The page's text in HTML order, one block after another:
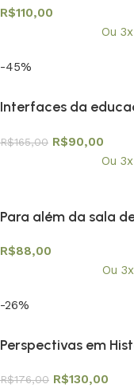
Volume 1 – Relatos
R$110,00
Ou
-45%
Interfaces da
Volume 2 Ações
R$165,00 R$90,00
Ou
Para além da sala
Pedagógica
R$88,00
Ou
-26%
Perspectivas em
R$176,00 R$130,00